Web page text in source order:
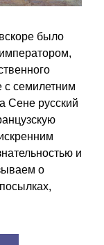
было
с семилетним
Сене русский
и
о